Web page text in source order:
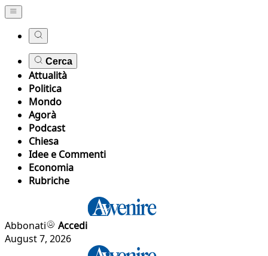
Cerca
Attualità
Politica
Mondo
Agorà
Podcast
Chiesa
Idee e Commenti
Economia
Rubriche
Abbonati
Accedi
August 7, 2026